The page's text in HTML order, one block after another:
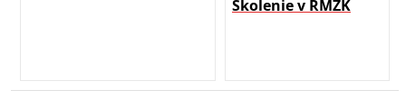
Školenie v RMŽK